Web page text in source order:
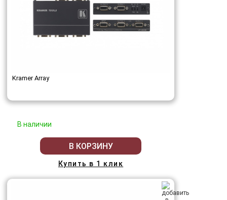
Kramer Array
В наличии
В КОРЗИНУ
Купить в 1 клик